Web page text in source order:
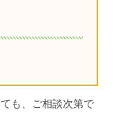
も、ご相談次第で